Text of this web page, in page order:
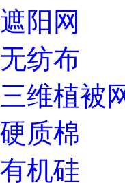
遮阳网
无纺布
三维植被
硬质棉
有机硅